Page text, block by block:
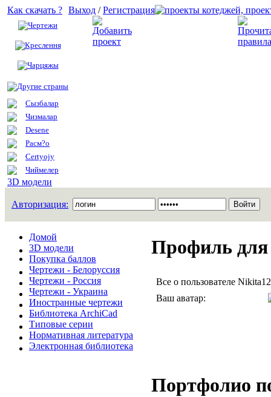
Как скачать ?
Чертежи
Креслення
Чарцяжы
Другие страны
Сызбалар
Чизмалар
Desene
Расм?о
Certyojy
Чиймелер
3D модели
Выход /Регистрация
Авторизация:
Домой
3D модели
Покупка баллов
Чертежи - Белоруссия
Чертежи - Россия
Чертежи - Украина
Иностранные чертежи
Библиотека ArchiCad
Типовые серии
Нормативная литература
Электронная библиотека
Профиль
Все о пользователе
Ваш аватар:
Портфолио